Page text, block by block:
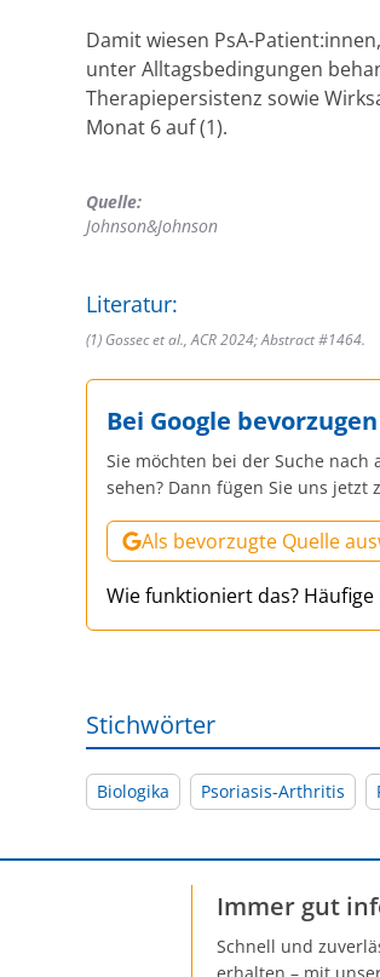
Damit wiesen PsA-
unter Alltagsbedingungen
Therapiepersistenz sowie
Monat 6 auf (1).
Quelle:
Johnson&Johnson
Literatur:
(1) Gossec et al., ACR 2024; Abstract #1464.
Bei Google bevorzugen
Sie möchten bei der Suche
sehen? Dann fügen Sie uns
Als bevorzugte Quelle
Wie funktioniert das? Häufige
Stichwörter
Biologika Psoriasis-Arthritis
Immer gut
Schnell und
erhalten – mit